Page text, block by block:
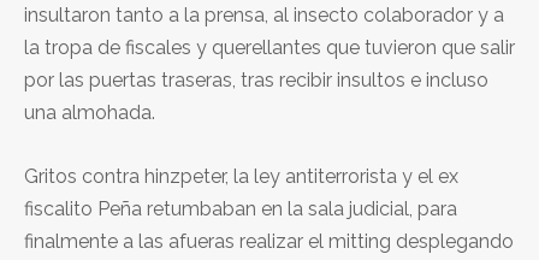
insultaron tanto a la prensa, al insecto colaborador y a
la tropa de fiscales y querellantes que tuvieron que salir
por las puertas traseras, tras recibir insultos e incluso
una almohada.
Gritos contra hinzpeter, la ley antiterrorista y el ex
fiscalito Peña retumbaban en la sala judicial, para
finalmente a las afueras realizar el mitting desplegando